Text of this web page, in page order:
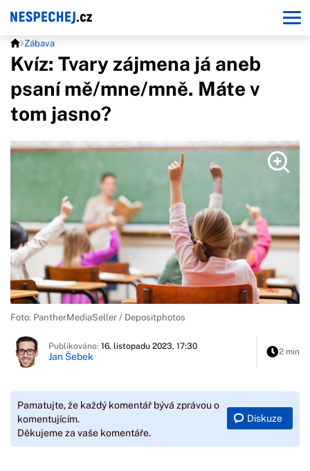
Zábava
Kvíz: Tvary zájmena já aneb
psaní mě/mne/mně. Máte v
tom jasno?
Foto: PantherMediaSeller / Depositphotos
Publikováno: 16. listopadu 2023, 17:30
Jan Šebek 2 min
Pamatujte, že každý komentář bývá zprávou o
komentujícím.
Děkujeme za vaše komentáře.
Diskuze